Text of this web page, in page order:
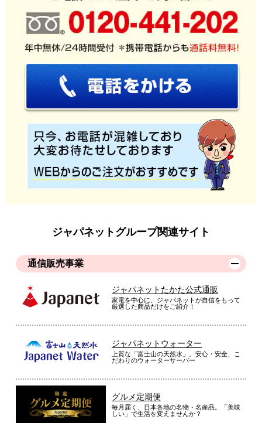
ジャパネットグループ関連サイト
通信販売事業
ジャパネットたかた公式通販
家電を中心に、ジャパネットが自信をもって
厳選した商品だけをご紹介！
ジャパネットウォーター
上質な「富士山の天然水」。安心・安全、こ
だわりのウォーターサーバー
グルメ定期便
毎月届く、日本各地の名物・名産品。「美味
しい」で生活を変えませんか？